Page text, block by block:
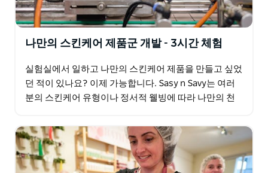
나만의 스킨케어 제품군 개발 - 3시간 체험
실험실에서 일하고 나만의 스킨케어 제품을 만들고 싶었
던 적이 있나요? 이제 가능합니다. Sasy n Savy는 여러
분의 스킨케어 유형이나 정서적 웰빙에 따라 나만의 천